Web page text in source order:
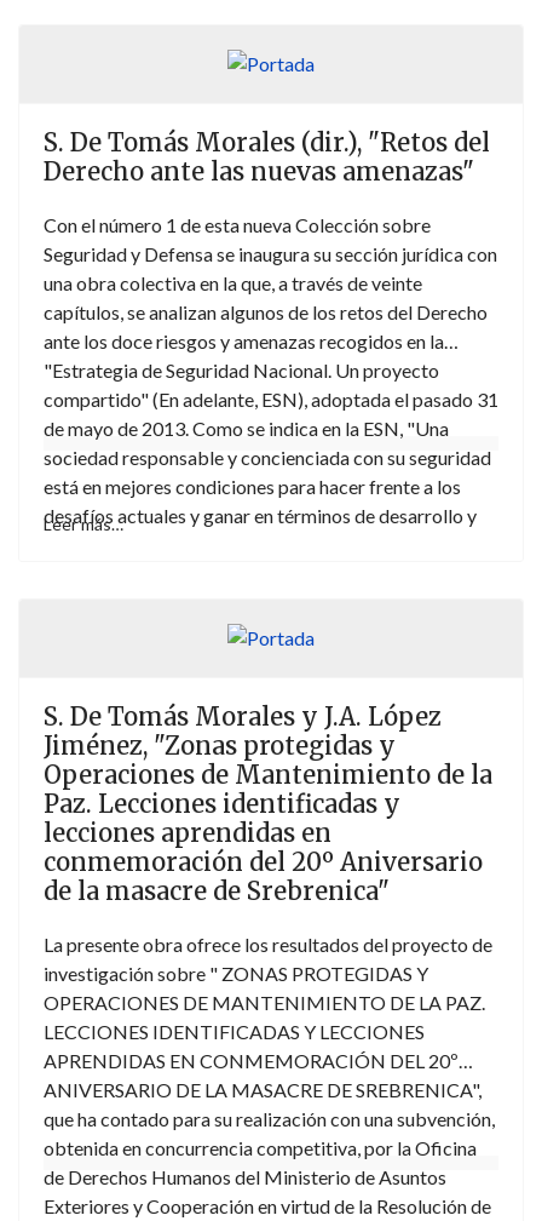
las autoridades judiciales de los distintos Estados. En
la cooperación judicial penal en la UE, cuya base
fundamental es el principio de reconocimiento mutuo
S. De Tomás Morales (dir.), "Retos del
Derecho ante las nuevas amenazas"
Con el número 1 de esta nueva Colección sobre
Seguridad y Defensa se inaugura su sección jurídica con
una obra colectiva en la que, a través de veinte
capítulos, se analizan algunos de los retos del Derecho
ante los doce riesgos y amenazas recogidos en la
"Estrategia de Seguridad Nacional. Un proyecto
compartido" (En adelante, ESN), adoptada el pasado 31
de mayo de 2013. Como se indica en la ESN, "Una
sociedad responsable y concienciada con su seguridad
está en mejores condiciones para hacer frente a los
desafíos actuales y ganar en términos de desarrollo y
atenazan la seguridad nacional interna e internacional
Leer más…
S. De Tomás Morales y J.A. López
Jiménez, "Zonas protegidas y
Operaciones de Mantenimiento de la
Paz. Lecciones identificadas y
lecciones aprendidas en
conmemoración del 20º Aniversario
de la masacre de Srebrenica"
La presente obra ofrece los resultados del proyecto de
investigación sobre " ZONAS PROTEGIDAS Y
OPERACIONES DE MANTENIMIENTO DE LA PAZ.
LECCIONES IDENTIFICADAS Y LECCIONES
APRENDIDAS EN CONMEMORACIÓN DEL 20º
ANIVERSARIO DE LA MASACRE DE SREBRENICA",
que ha contado para su realización con una subvención,
obtenida en concurrencia competitiva, por la Oficina
de Derechos Humanos del Ministerio de Asuntos
Exteriores y Cooperación en virtud de la Resolución de